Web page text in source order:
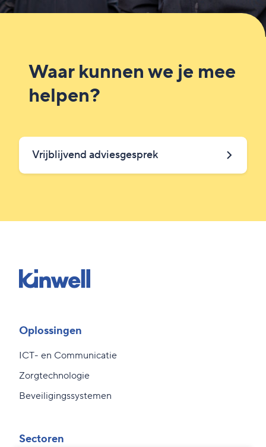
Waar kunnen we je mee
helpen?
Vrijblijvend adviesgesprek
Oplossingen
ICT- en Communicatie
Zorgtechnologie
Beveiligingssystemen
Sectoren